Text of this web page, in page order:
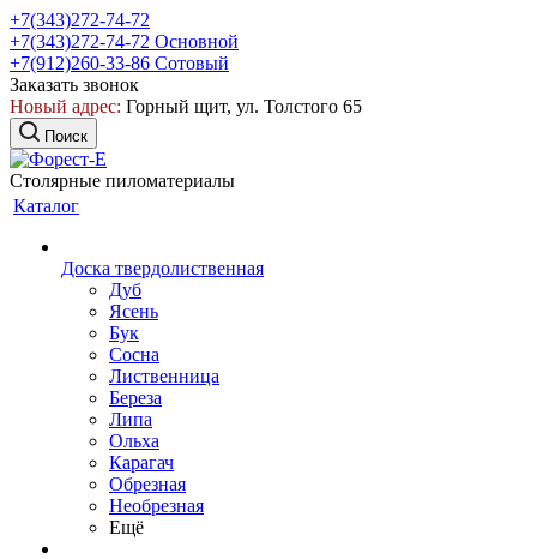
+7(343)272-74-72
+7(343)272-74-72 Основной
+7(912)260-33-86 Сотовый
Заказать звонок
Новый адрес: Горный щит, ул. Толстого 65
Поиск
Столярные пиломатериалы
Каталог
Доска твердолиственная
Дуб
Ясень
Бук
Сосна
Лиственница
Береза
Липа
Ольха
Карагач
Обрезная
Необрезная
Ещё